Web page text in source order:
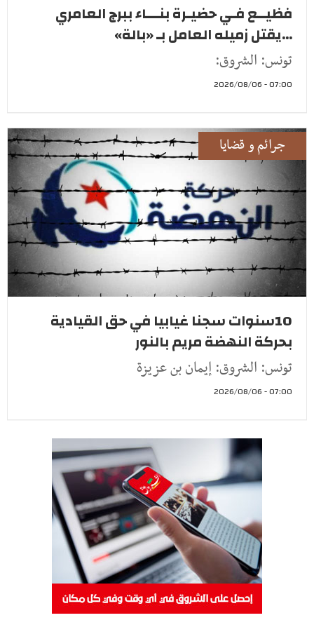
فظيــع فـي حضيـرة بنـــاء ببرج العامري
...يقتل زميله العامل بـ «بالة»
تونس: الشروق:
07:00 - 2026/08/06
جرائم و قضايا
10سنوات سجنا غيابيا في حق القيادية
بحركة النهضة مريم بالنور
تونس: الشروق: إيمان بن عزيزة
07:00 - 2026/08/06